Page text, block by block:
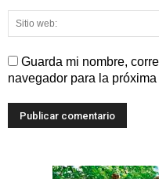
Guarda mi nombre,
navegador para la